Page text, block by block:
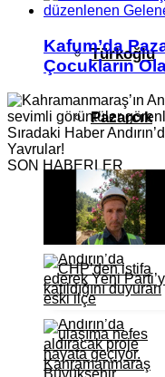
Türkoğlu
Pazarcık
Kafum’da
Çocukların
Sıradaki Haber
Yavrular!
SON HABERLER